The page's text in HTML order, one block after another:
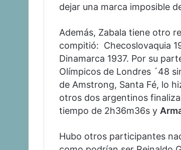
dejar una marca imposible
Además, Zabala tiene otro
compitió: Checoslovaquia
Dinamarca 1937. Por su
Olímpicos de Londres ´48
de Amstrong, Santa Fé, lo
otros dos argentinos
tiempo de 2h36m36s y
Hubo otros participantes